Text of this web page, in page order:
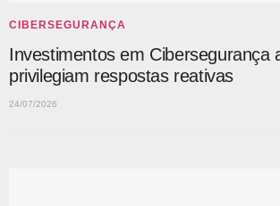
CIBERSEGURANÇA
Investimentos em Cibersegurança
privilegiam respostas reativas
24/07/2026